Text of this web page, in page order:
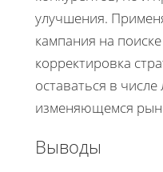
улучшения.
кампания на
корректировка
оставаться в
изменяющемся
Выводы